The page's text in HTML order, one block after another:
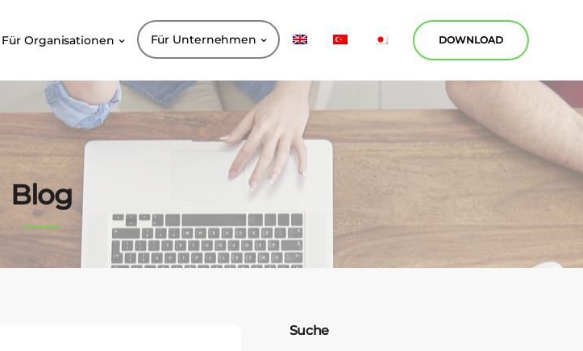
Für Organisationen Für Unternehmen DOWNLOAD
Blog
Suche